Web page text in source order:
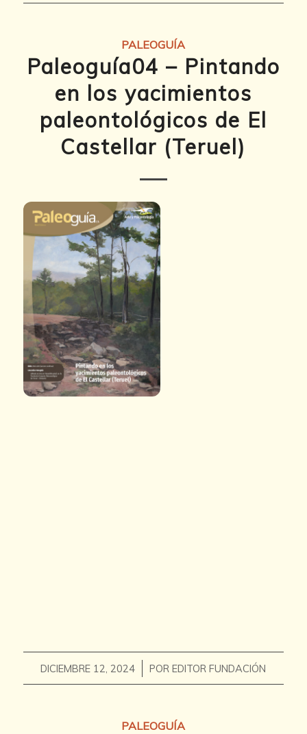
PALEOGUÍA
Paleoguía04 – Pintando
en los yacimientos
paleontológicos de El
Castellar (Teruel)
DICIEMBRE 12, 2024
/ POREDITOR FUNDACIÓN
PALEOGUÍA